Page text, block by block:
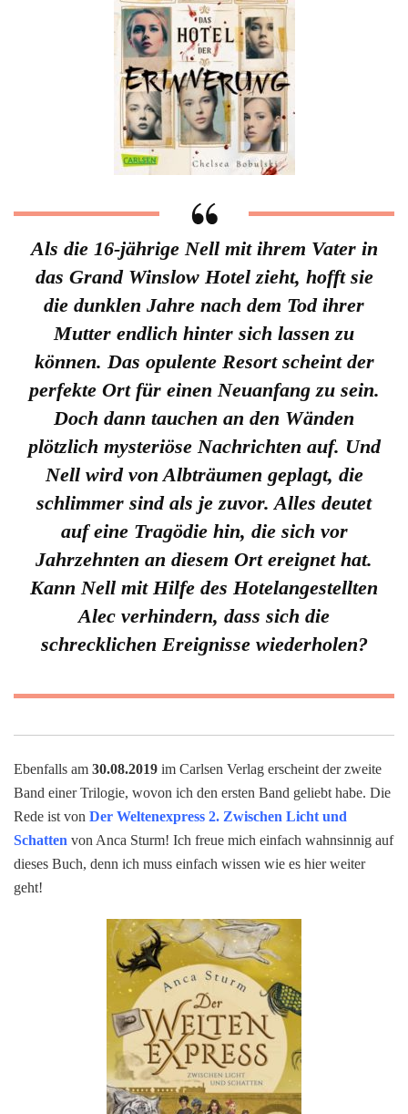
Als die 16-jährige Nell mit ihrem Vater in
das Grand Winslow Hotel zieht, hofft sie
die dunklen Jahre nach dem Tod ihrer
Mutter endlich hinter sich lassen zu
können. Das opulente Resort scheint der
perfekte Ort für einen Neuanfang zu sein.
Doch dann tauchen an den Wänden
plötzlich mysteriöse Nachrichten auf. Und
Nell wird von Albträumen geplagt, die
schlimmer sind als je zuvor. Alles deutet
auf eine Tragödie hin, die sich vor
Jahrzehnten an diesem Ort ereignet hat.
Kann Nell mit Hilfe des Hotelangestellten
Alec verhindern, dass sich die
schrecklichen Ereignisse wiederholen?
Ebenfalls am 30.08.2019 im Carlsen Verlag erscheint der zweite
Band einer Trilogie, wovon ich den ersten Band geliebt habe. Die
Rede ist von Der Weltenexpress 2. Zwischen Licht und
Schatten von Anca Sturm! Ich freue mich einfach wahnsinnig auf
dieses Buch, denn ich muss einfach wissen wie es hier weiter
geht!